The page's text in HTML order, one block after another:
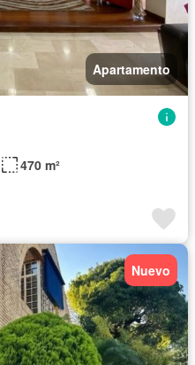
Apartamento
470 m²
Nuevo